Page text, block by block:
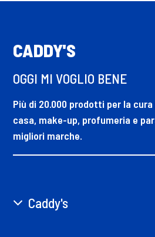
CADDY'S
OGGI MI VOGLIO BENE
Più di 20.000 prodotti per la cura
casa, make-up, profumeria e
migliori marche.
Caddy's